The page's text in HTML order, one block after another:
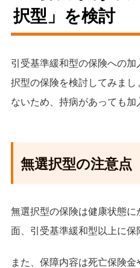
択型」を検討
引受基準緩和型の保険への
択型の保険を検討してみま
ないため、持病があっても加
無選択型の注意点
無選択型の保険は健康状態に
面、引受基準緩和型以上に保
また、保障内容は死亡保険